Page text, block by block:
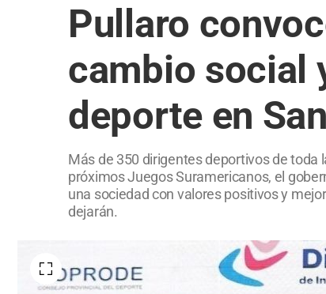
Pullaro
cambio social
deporte en
Más de 350 dirigentes deportivos de toda
próximos Juegos Suramericanos, el
una sociedad con valores positivos y
dejarán.